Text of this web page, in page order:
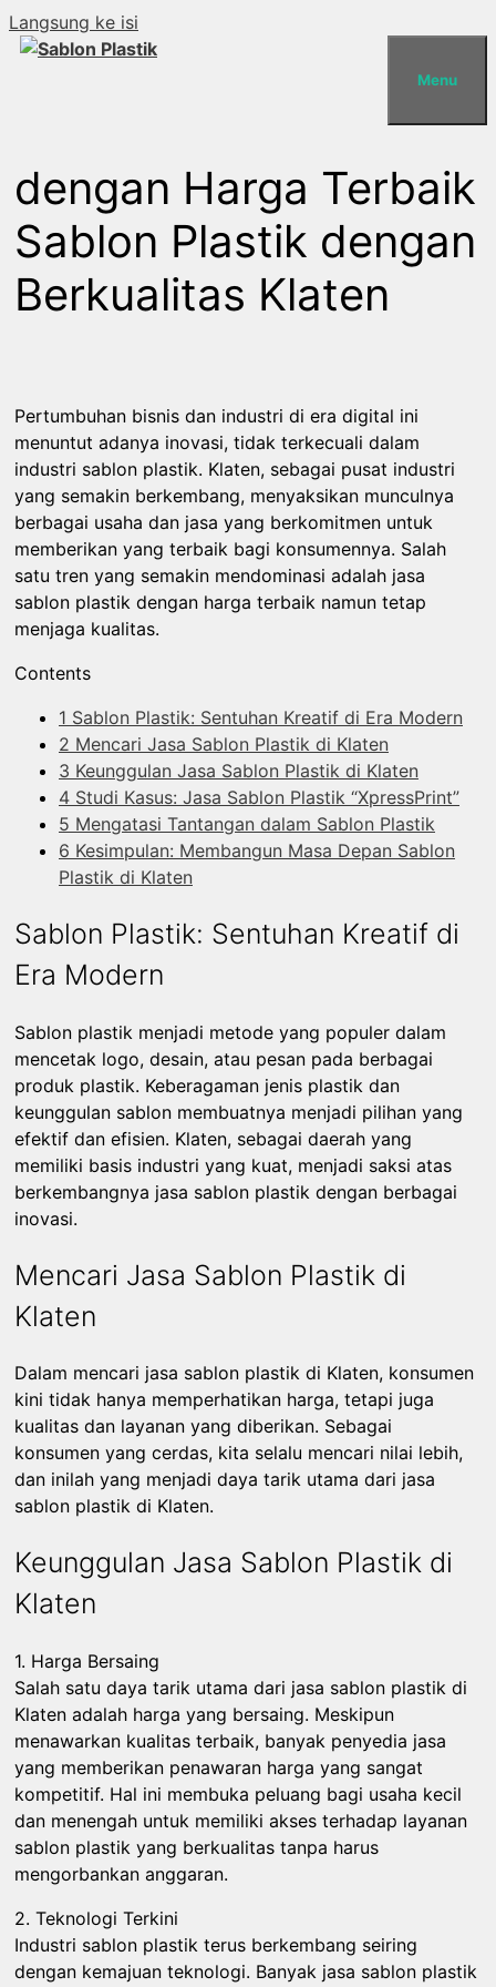
Langsung ke isi
Menu
dengan Harga Terbaik
Sablon Plastik dengan
Berkualitas Klaten
Pertumbuhan bisnis dan industri di era digital ini
menuntut adanya inovasi, tidak terkecuali dalam
industri sablon plastik. Klaten, sebagai pusat industri
yang semakin berkembang, menyaksikan munculnya
berbagai usaha dan jasa yang berkomitmen untuk
memberikan yang terbaik bagi konsumennya. Salah
satu tren yang semakin mendominasi adalah jasa
sablon plastik dengan harga terbaik namun tetap
menjaga kualitas.
Contents
1 Sablon Plastik: Sentuhan Kreatif di Era Modern
2 Mencari Jasa Sablon Plastik di Klaten
3 Keunggulan Jasa Sablon Plastik di Klaten
4 Studi Kasus: Jasa Sablon Plastik “XpressPrint”
5 Mengatasi Tantangan dalam Sablon Plastik
6 Kesimpulan: Membangun Masa Depan Sablon
Plastik di Klaten
Sablon Plastik: Sentuhan Kreatif di
Era Modern
Sablon plastik menjadi metode yang populer dalam
mencetak logo, desain, atau pesan pada berbagai
produk plastik. Keberagaman jenis plastik dan
keunggulan sablon membuatnya menjadi pilihan yang
efektif dan efisien. Klaten, sebagai daerah yang
memiliki basis industri yang kuat, menjadi saksi atas
berkembangnya jasa sablon plastik dengan berbagai
inovasi.
Mencari Jasa Sablon Plastik di
Klaten
Dalam mencari jasa sablon plastik di Klaten, konsumen
kini tidak hanya memperhatikan harga, tetapi juga
kualitas dan layanan yang diberikan. Sebagai
konsumen yang cerdas, kita selalu mencari nilai lebih,
dan inilah yang menjadi daya tarik utama dari jasa
sablon plastik di Klaten.
Keunggulan Jasa Sablon Plastik di
Klaten
1. Harga Bersaing
Salah satu daya tarik utama dari jasa sablon plastik di
Klaten adalah harga yang bersaing. Meskipun
menawarkan kualitas terbaik, banyak penyedia jasa
yang memberikan penawaran harga yang sangat
kompetitif. Hal ini membuka peluang bagi usaha kecil
dan menengah untuk memiliki akses terhadap layanan
sablon plastik yang berkualitas tanpa harus
mengorbankan anggaran.
2. Teknologi Terkini
Industri sablon plastik terus berkembang seiring
dengan kemajuan teknologi. Banyak jasa sablon plastik